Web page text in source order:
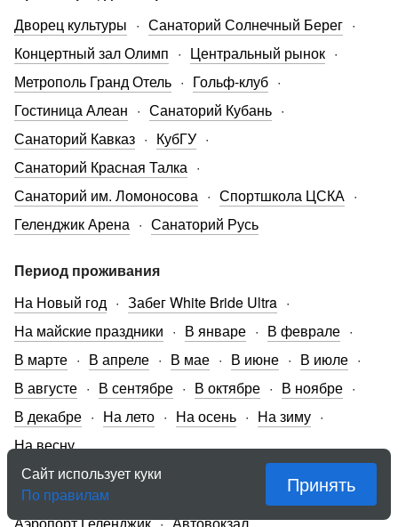
Дворец культуры
Санаторий Солнечный Берег
Концертный зал Олимп
Центральный рынок
Метрополь Гранд Отель
Гольф-клуб
Гостиница Алеан
Санаторий Кубань
Санаторий Кавказ
КубГУ
Санаторий Красная Талка
Санаторий им. Ломоносова
Спортшкола ЦСКА
Геленджик Арена
Санаторий Русь
Период проживания
На Новый год
Забег White Bride Ultra
На майские праздники
В январе
В феврале
В марте
В апреле В мае В июне
В июле
В августе
В сентябре В октябре
В ноябре
В декабре
На лето На осень
На зиму
На весну
Аэропорты, вокзалы, порты
Сайт использует куки
По правилам
Принять